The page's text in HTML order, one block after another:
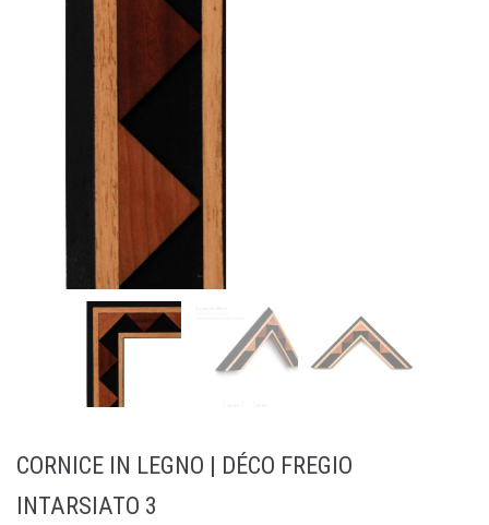
CORNICE IN LEGNO | DÉCO FREGIO
INTARSIATO 3